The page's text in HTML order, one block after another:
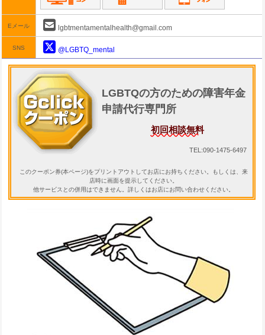
Eメール lgbtmentamentalhealth@gmail.com
SNS @LGBTQ_mental
LGBTQの方のための障害年金
申請代行専門所
初回相談無料
TEL:090-1475-6497
このクーポン券(本ページ)をプリントアウトしてお店にお持ちください。もしくは、来
店時に画面を提示してください。
他サービスとの併用はできません。詳しくはお店にお問い合わせください。